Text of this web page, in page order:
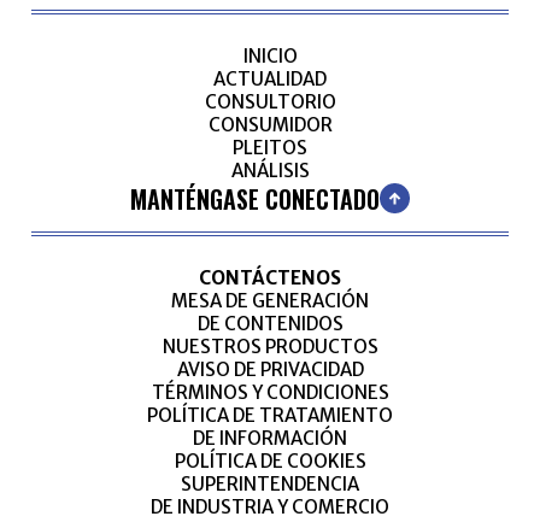
INICIO
ACTUALIDAD
CONSULTORIO
CONSUMIDOR
PLEITOS
ANÁLISIS
MANTÉNGASE CONECTADO
CONTÁCTENOS
MESA DE GENERACIÓN
DE CONTENIDOS
NUESTROS PRODUCTOS
AVISO DE PRIVACIDAD
TÉRMINOS Y CONDICIONES
POLÍTICA DE TRATAMIENTO
DE INFORMACIÓN
POLÍTICA DE COOKIES
SUPERINTENDENCIA
DE INDUSTRIA Y COMERCIO